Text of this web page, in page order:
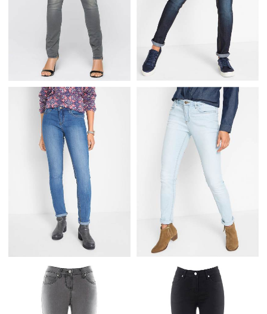
DŻINSY MEGASTRETCH
Z GUMKA W PASIE
SZARE
WYGODNE DŻINSY ZE
STRETCHEM SKINNY
RURKI
CIEMNONIEBIESKIE
WYGODNE DŻINSY ZE
STRETCHEM SKINNY
RURKI NIEBIESKIE
WYGODNE DŻINSY ZE
STRETCHEM SKINNY
RURKI
JASNONIEBIESKIE